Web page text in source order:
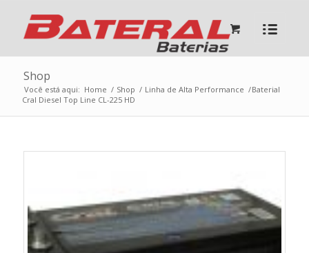
Shop
Você está aqui: Home / Shop / Linha de Alta Performance /Baterial
Cral Diesel Top Line CL-225 HD